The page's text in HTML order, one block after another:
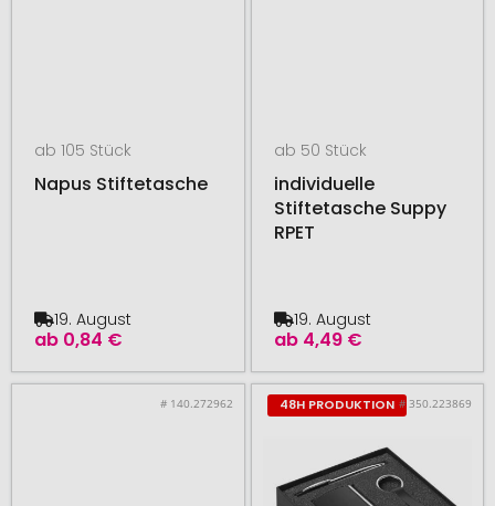
ab 105 Stück
Napus Stiftetasche
ab 0,84 €
19. August
ab 50 Stück
individuelle
Stiftetasche Suppy
RPET
ab 4,49 €
19. August
# 140.272962 48H PRODUKTION # 350.223869